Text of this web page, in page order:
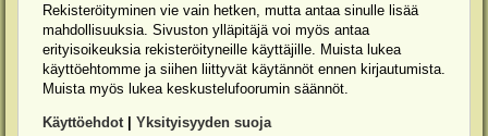
Rekisteröityminen vie vain hetken, mutta antaa sinulle lisää
mahdollisuuksia. Sivuston ylläpitäjä voi myös antaa
erityisoikeuksia rekisteröityneille käyttäjille. Muista lukea
käyttöehtomme ja siihen liittyvät käytännöt ennen kirjautumista.
Muista myös lukea keskustelufoorumin säännöt.
Käyttöehdot| Yksityisyyden suoja